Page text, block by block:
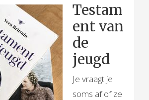
Testam
ent van
de
jeugd
Je vraagt je
soms af of ze